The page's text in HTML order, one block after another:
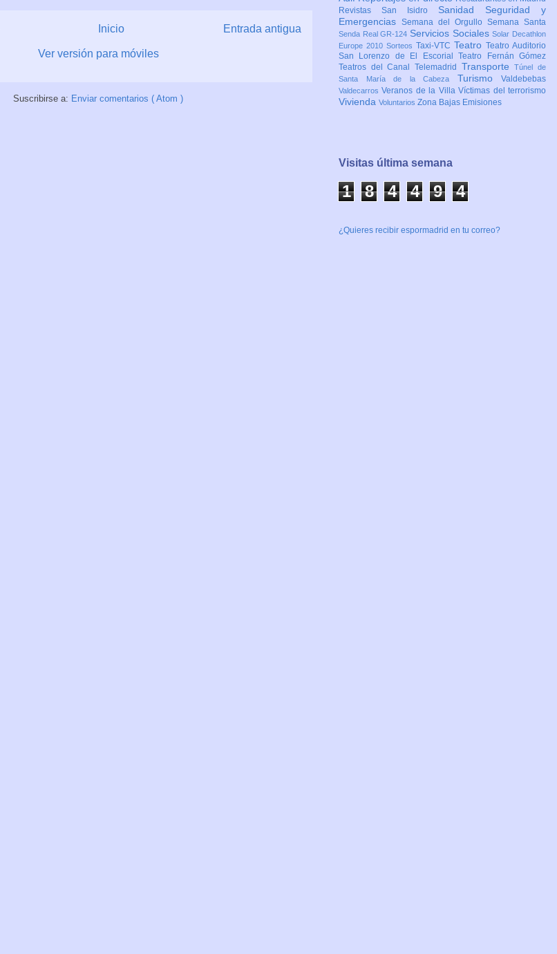
Entrada antigua
Inicio
Ver versión para móviles
Suscribirse a: Enviar comentarios ( Atom )
Revistas San Isidro Sanidad Seguridad y
Emergencias Semana del Orgullo Semana Santa
Senda Real GR-124 Servicios SocialesSolar Decathlon
Europe 2010 Sorteos Taxi-VTC Teatro Teatro Auditorio
San Lorenzo de El EscorialTeatro Fernán Gómez
Teatros del Canal Telemadrid TransporteTúnel de
Santa María de la Cabeza Turismo Valdebebas
ValdecarrosVeranos de la VillaVíctimas del terrorismo
Vivienda Voluntarios Zona Bajas Emisiones
Visitas última semana
1 8 4 4 9 4
¿Quieres recibir espormadrid en tu correo?